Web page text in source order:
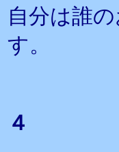
自分は誰
す。
４